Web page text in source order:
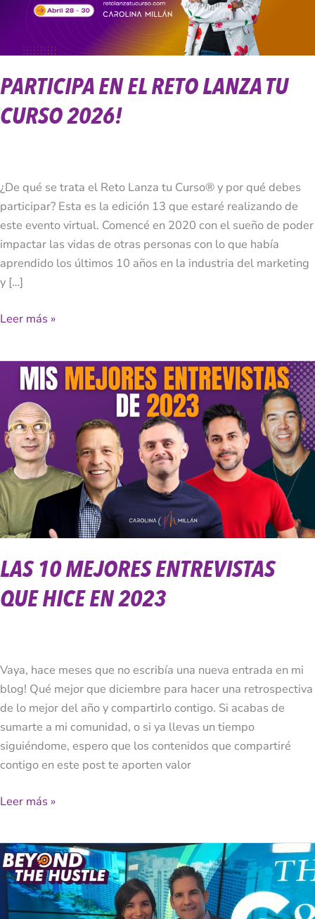
PARTICIPA EN EL RETO LANZA TU
CURSO 2026!
¿De qué se trata el Reto Lanza tu Curso® y por qué debes
participar? Esta es la edición 13 que estaré realizando de
este evento virtual. Comencé en 2020 con el sueño de poder
impactar las vidas de otras personas con lo que había
aprendido los últimos 10 años en la industria del marketing
y […]
Leer más »
LAS 10 MEJORES ENTREVISTAS
QUE HICE EN 2023
Vaya, hace meses que no escribía una nueva entrada en mi
blog! Qué mejor que diciembre para hacer una retrospectiva
de lo mejor del año y compartirlo contigo. Si acabas de
sumarte a mi comunidad, o si ya llevas un tiempo
siguiéndome, espero que los contenidos que compartiré
contigo en este post te aporten valor
Mejores
Entrevistas
que
hice
en
2023
Leer más »
¿Tienes
Una
Pregunta
Para